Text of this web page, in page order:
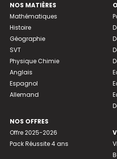
NOS MATIÈRES
Mathématiques
Histoire
Géographie
SVT
Physique Chimie
Anglais
Espagnol
Allemand
NOS OFFRES
Offre 2025-2026
Pack Réussite 4 ans